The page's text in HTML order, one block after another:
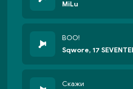
MiLu
BOO!
Sqwore, 17
Скажи